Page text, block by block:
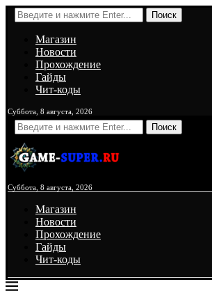
Поиск
Магазин
Новости
Прохождение
Гайды
Чит-коды
Суббота, 8 августа, 2026
Поиск
Суббота, 8 августа, 2026
Магазин
Новости
Прохождение
Гайды
Чит-коды